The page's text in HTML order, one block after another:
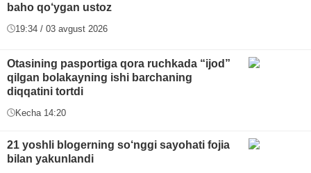
baho qo‘ygan ustoz
19:34 / 03 avgust 2026
Otasining pasportiga qora ruchkada “ijod”
qilgan bolakayning ishi barchaning
diqqatini tortdi
Kecha 14:20
21 yoshli blogerning so‘nggi sayohati fojia
bilan yakunlandi